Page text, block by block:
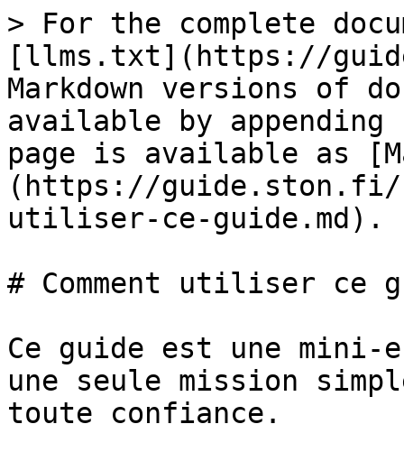
> For the complete
[llms.txt](https://
Markdown versions of
available by
page is available as
(https://guide.ston.fi/
utiliser-ce-guide.md).
# Comment utiliser ce
Ce guide est une mini-
une seule mission
toute confiance.